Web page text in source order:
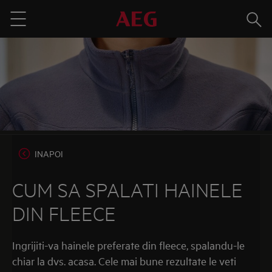
Menu
INAPOI
CUM SA SPALATI HAINELE
DIN FLEECE
Ingrijiti-va hainele preferate din fleece, spalandu-le
chiar la dvs. acasa. Cele mai bune rezultate le veti